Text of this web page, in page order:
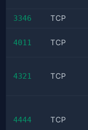
3346 TCP
4011 TCP
4321 TCP
4444 TCP